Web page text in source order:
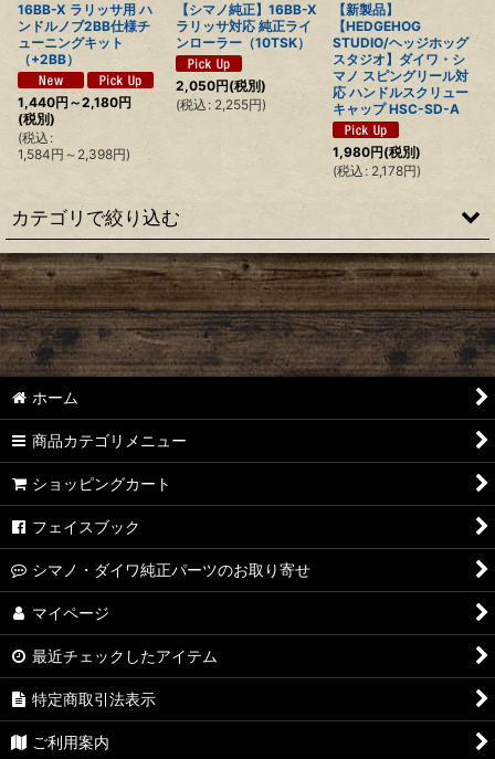
16BB-X ラリッサ用 ハ
ンドルノブ2BB仕様チ
ューニングキット
（+2BB）
1,440円 ～2,180円
(税別)
(税込 :
1,584円 ～2,398円)
【シマノ純正】16BB-X
ラリッサ対応 純正ライ
ンローラー（10TSK）
2,050円(税別)
(税込 : 2,255円)
【新製品】
【HEDGEHOG
STUDIO/ヘッジホッグ
スタジオ】ダイワ・シ
マノ スピングリール対
応 ハンドルスクリュー
キャップ HSC-SD-A
1,980円(税別)
(税込 : 2,178円)
カテゴリで絞り込む
【シマノ】22ステラ［STELLA］対応 カスタムパーツ
【シマノ】18-19ステラ［STELLA］対応 カスタムパーツ
【シマノ】14ステラ［STELLA］対応 カスタムパーツ
【シマノ】10ステラ［STELLA］対応 カスタムパーツ
【シマノ】07ステラ［STELLA］対応 カスタムパーツ
【シマノ】19-22ステラSW［STELLA SW］対応 カスタムパー
ツ
【シマノ】08ステラSW［STELLA SW］対応 カスタムパーツ
【シマノ】01ステラSW［STELLA SW］対応 カスタムパーツ
ホーム
商品カテゴリメニュー
ショッピングカート
フェイスブック
シマノ・ダイワ純正パーツのお取り寄せ
マイページ
最近チェックしたアイテム
特定商取引法表示
ご利用案内